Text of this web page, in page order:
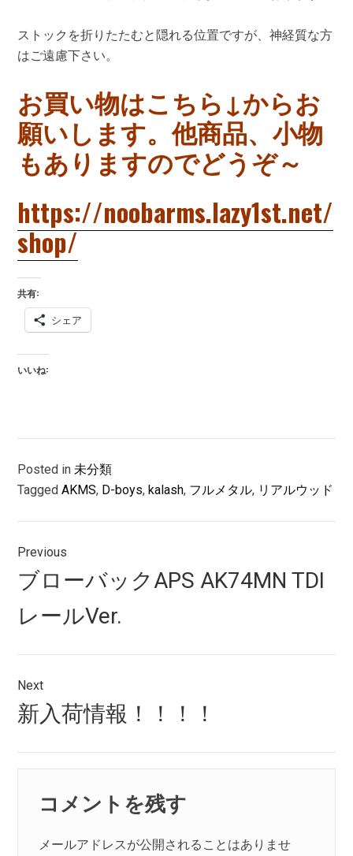
ストックを折りたたむと隠れる位置ですが、神経質な方
はご遠慮下さい。
お買い物はこちら↓からお
願いします。他商品、小物
もありますのでどうぞ～
https://noobarms.lazy1st.net/
shop/
共有:
シェア
いいね:
Posted in 未分類
TaggedAKMS, D-boys,kalash, フルメタル, リアルウッド
投
稿
ナ
ビ
ゲ
ー
シ
ョ
ン
Previous
Previous
post:
ブローバックAPS AK74MN TDI
レールVer.
Next
Next
post:
新入荷情報！！！！
コメントを残す
メールアドレスが公開されることはありませ